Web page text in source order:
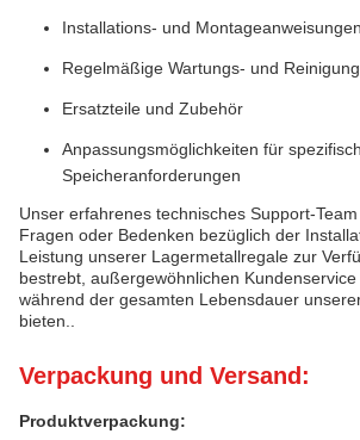
Installations- und Montageanweisungen
Regelmäßige Wartungs- und
Ersatzteile und Zubehör
Anpassungsmöglichkeiten für
Speicheranforderungen
Unser erfahrenes technisches Support-
Fragen oder Bedenken bezüglich der
Leistung unserer Lagermetallregale zur
bestrebt, außergewöhnlichen
während der gesamten Lebensdauer
bieten..
Verpackung und Versand:
Produktverpackung: